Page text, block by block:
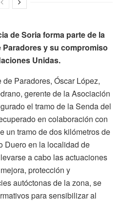
de Soria forma parte de la
y su compromiso
Unidas.
Paradores, Óscar López,
gerente de la Asociación
el tramo de la Senda del
en colaboración con
un tramo de dos kilómetros de
Duero en la localidad de
a cabo las actuaciones
protección y
autóctonas de la zona, se
para sensibilizar al